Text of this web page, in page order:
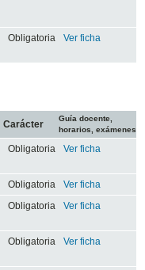
Obligatoria Ver ficha
Carácter
Guía docente,
horarios, exámenes
Obligatoria Ver ficha
Obligatoria
Ver ficha
Obligatoria Ver ficha
Obligatoria Ver ficha